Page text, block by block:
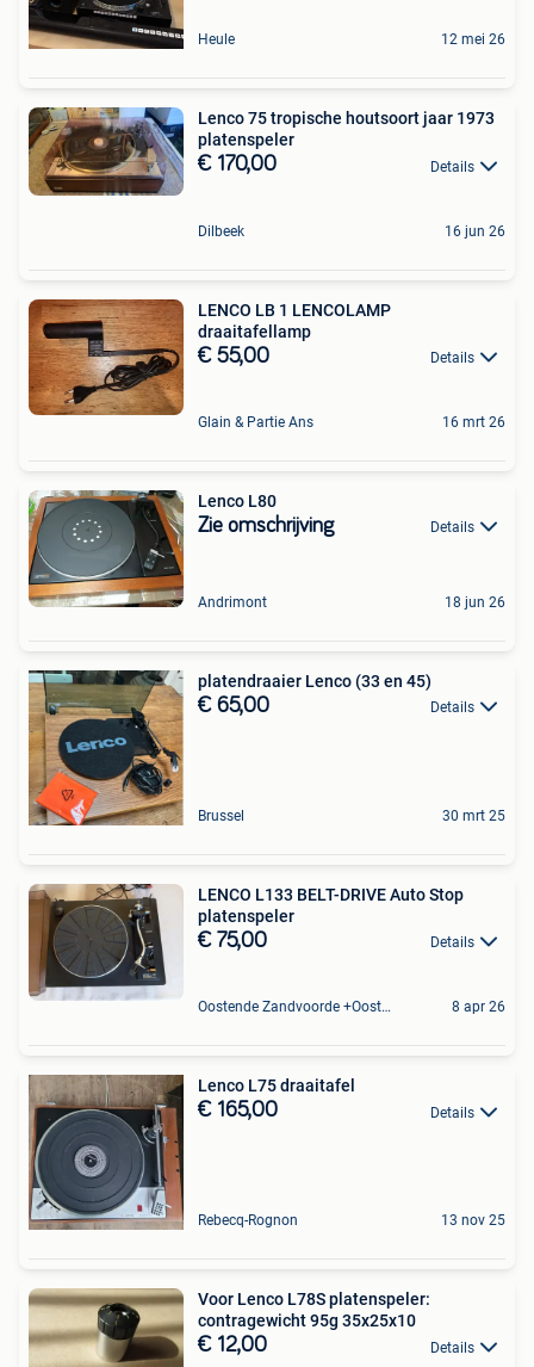
Heule 12 mei 26
Lenco 75 tropische houtsoort jaar 1973
platenspeler
€ 170,00 Details
Dilbeek 16 jun 26
LENCO LB 1 LENCOLAMP
draaitafellamp
€ 55,00 Details
Glain & Partie Ans 16 mrt 26
Lenco L80
Zie omschrijving Details
Andrimont 18 jun 26
platendraaier Lenco (33 en 45)
€ 65,00 Details
Brussel 30 mrt 25
LENCO L133 BELT-DRIVE Auto Stop
platenspeler
€ 75,00 Details
Oostende Zandvoorde +Oostende 8 apr 26
Lenco L75 draaitafel
€ 165,00 Details
Rebecq-Rognon 13 nov 25
Voor Lenco L78S platenspeler:
contragewicht 95g 35x25x10
€ 12,00 Details